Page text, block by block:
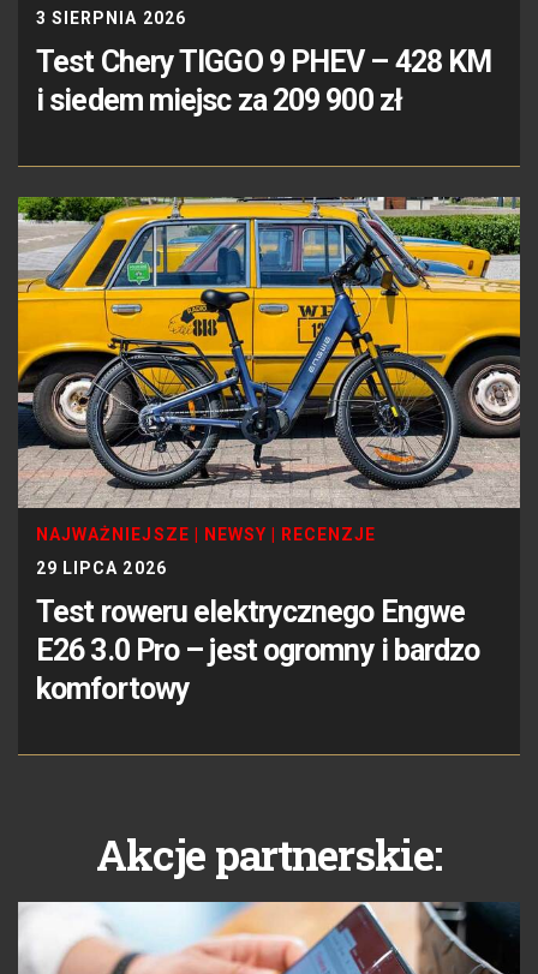
3 SIERPNIA 2026
Test Chery TIGGO 9 PHEV – 428 KM
i siedem miejsc za 209 900 zł
NAJWAŻNIEJSZE NEWSY
RECENZJE
29 LIPCA 2026
Test roweru elektrycznego Engwe
E26 3.0 Pro – jest ogromny i bardzo
komfortowy
Akcje partnerskie: